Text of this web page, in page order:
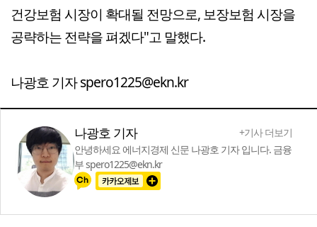
건강보험 시장이 확대될 전망으로, 보장보험 시장을
공략하는 전략을 펴겠다"고 말했다.
나광호 기자 spero1225@ekn.kr
나광호 기자
+기사 더보기
안녕하세요 에너지경제 신문 나광호 기자 입니다. 금융
부 spero1225@ekn.kr